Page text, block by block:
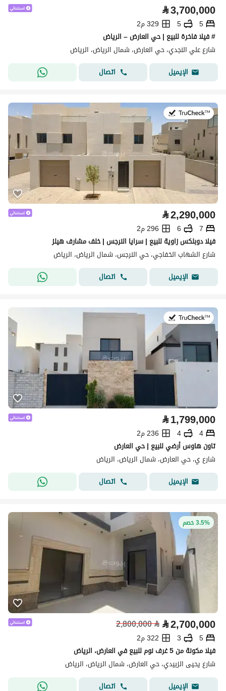
⃁3,700,000
5
5
329 م2
# فيلا فاخرة للبيع | حي العارض – الرياض
شارع علي النجدي، حي العارض، شمال الرياض، الرياض
الإيميل
اتصال
⃁2,290,000
7
6
296 م2
فيلا دوبلكس زاوية للبيع | سرايا النرجس | خلف مشارف هيلز
شارع الشهاب الخفاجي، حي النرجس، شمال الرياض، الرياض
الإيميل
اتصال
⃁1,799,000
4
4
236 م2
تاون هاوس أرضي للبيع | حي العارض
شارع ي، حي العارض، شمال الرياض، الرياض
الإيميل
اتصال
3.5% خصم
⃁2,700,000
⃁
2,800,000
5
3
322 م2
فيلا مكونة من 5 غرف نوم للبيع في العارض، الرياض
شارع يحيى الزبيدي، حي العارض، شمال الرياض، الرياض
الإيميل
اتصال